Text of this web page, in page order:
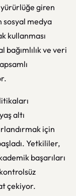
yürürlüğe giren
sosyal medya
kullanması
bağımlılık ve veri
altı
için
Yetkililer,
başarıları
çekiyor.